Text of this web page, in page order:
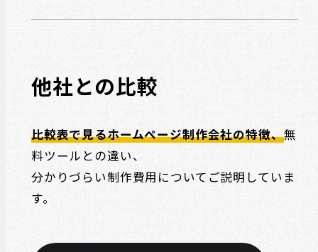
他社との比較
比較表で見るホームページ制作会社の特徴、無
料ツールとの違い、
分かりづらい制作費用についてご説明していま
す。